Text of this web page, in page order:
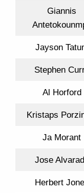
Giannis
Jayson
Stephen
Al Horford
Kristaps
Ja Morant
Jose
Herbert